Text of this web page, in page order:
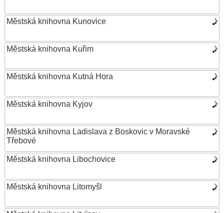
Městská knihovna Kunovice
Městská knihovna Kuřim
Městská knihovna Kutná Hora
Městská knihovna Kyjov
Městská knihovna Ladislava z Boskovic v Moravské
Třebové
Městská knihovna Libochovice
Městská knihovna Litomyšl